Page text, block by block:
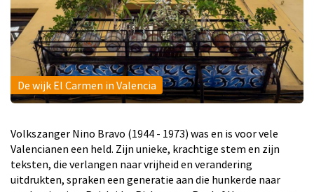
De wijk El Carmen in Valencia
Volkszanger Nino Bravo (1944 - 1973) was en is voor vele
Valencianen een held. Zijn unieke, krachtige stem en zijn
teksten, die verlangen naar vrijheid en verandering
uitdrukten, spraken een generatie aan die hunkerde naar